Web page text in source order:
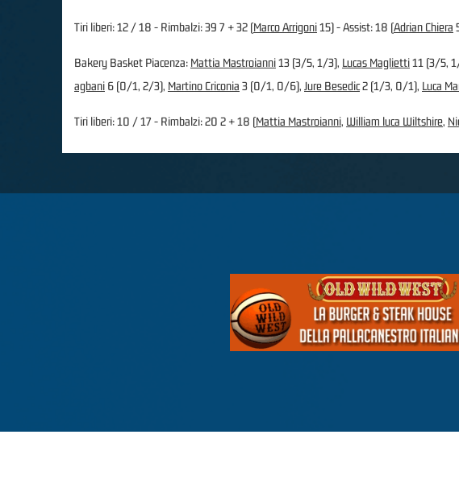
Tiri liberi: 12 / 18 - Rimbalzi: 39 7 + 32 (Marco Arrigoni15) - Assist: 18 (Adrian Chiera
Bakery Basket Piacenza: Mattia Mastroianni13 (3/5, 1/3), Lucas Maglietti11 (3/5,
agbani 6 (0/1, 2/3), Martino Criconia 3 (0/1, 0/6), Jure Besedic2 (1/3, 0/1), Luca
Tiri liberi: 10 / 17 - Rimbalzi: 20 2 + 18 (Mattia Mastroianni, William luca Wiltshire,